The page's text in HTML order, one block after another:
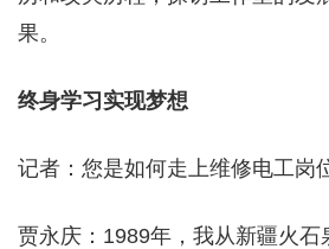
果。
终身学习实现梦想
记者：您是如何走上维修电工岗
贾永庆：1989年，我从新疆火